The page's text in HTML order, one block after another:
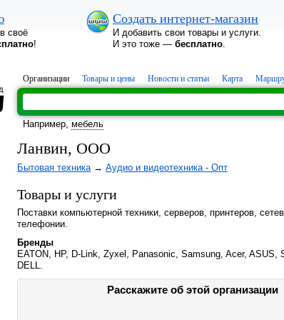
своё
!
Создать интернет-магазин
И добавить свои товары и услуги.
И это тоже — бесплатно.
Организации Товары и цены Новости и статьи Карта
Например, мебель
Ланвин, ООО
Бытовая техника→ Аудио и видеотехника - Опт
Товары и услуги
Поставки компьютерной техники, серверов, принтеров,
телефонии.
Бренды
EATON, HP, D-Link, Zyxel, Panasonic, Samsung, Acer, ASUS,
DELL.
Расскажите об этой организации